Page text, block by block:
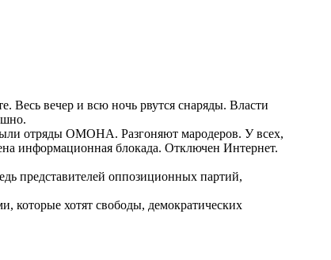
Весь вечер и всю ночь рвутся снаряды. Власти
отряды ОМОНА. Разгоняют мародеров. У всех,
информационная блокада. Отключен Интернет.
представителей оппозиционных партий,
которые хотят свободы, демократических